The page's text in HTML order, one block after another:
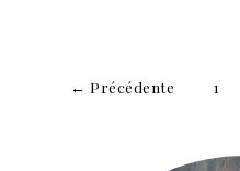
← Précédente 1